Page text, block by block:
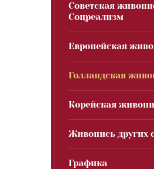
Советская
Соцреализм
Европейская
Голландская
Корейская
Живопись других
Графика